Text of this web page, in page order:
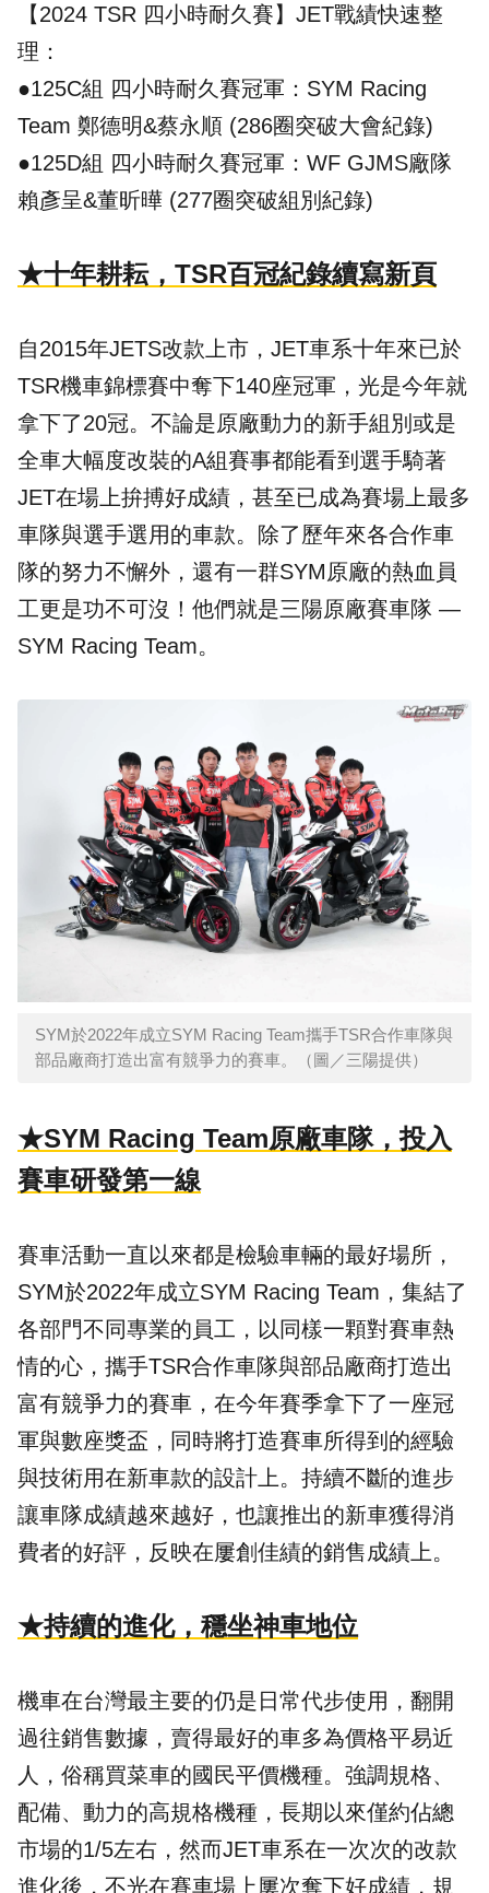
【2024 TSR 四小時耐久賽】JET戰績快速整
理：
●125C組 四小時耐久賽冠軍：SYM Racing
Team 鄭德明&蔡永順 (286圈突破大會紀錄)
●125D組 四小時耐久賽冠軍：WF GJMS廠隊
賴彥呈&董昕曄 (277圈突破組別紀錄)
★十年耕耘，TSR百冠紀錄續寫新頁
自2015年JETS改款上市，JET車系十年來已於
TSR機車錦標賽中奪下140座冠軍，光是今年就
拿下了20冠。不論是原廠動力的新手組別或是
全車大幅度改裝的A組賽事都能看到選手騎著
JET在場上拚搏好成績，甚至已成為賽場上最多
車隊與選手選用的車款。除了歷年來各合作車
隊的努力不懈外，還有一群SYM原廠的熱血員
工更是功不可沒！他們就是三陽原廠賽車隊 —
SYM Racing Team。
SYM於2022年成立SYM Racing Team攜手TSR合作車隊與
部品廠商打造出富有競爭力的賽車。（圖／三陽提供）
★SYM Racing Team原廠車隊，投入
賽車研發第一線
賽車活動一直以來都是檢驗車輛的最好場所，
SYM於2022年成立SYM Racing Team，集結了
各部門不同專業的員工，以同樣一顆對賽車熱
情的心，攜手TSR合作車隊與部品廠商打造出
富有競爭力的賽車，在今年賽季拿下了一座冠
軍與數座獎盃，同時將打造賽車所得到的經驗
與技術用在新車款的設計上。持續不斷的進步
讓車隊成績越來越好，也讓推出的新車獲得消
費者的好評，反映在屢創佳績的銷售成績上。
★持續的進化，穩坐神車地位
機車在台灣最主要的仍是日常代步使用，翻開
過往銷售數據，賣得最好的車多為價格平易近
人，俗稱買菜車的國民平價機種。強調規格、
配備、動力的高規格機種，長期以來僅約佔總
市場的1/5左右，然而JET車系在一次次的改款
進化後，不光在賽車場上屢次奪下好成績，規